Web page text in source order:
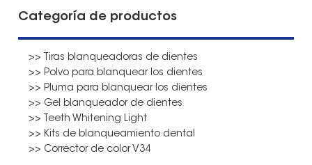
Categoría de productos
>> Tiras blanqueadoras de dientes
>> Polvo para blanquear los dientes
>> Pluma para blanquear los dientes
>> Gel blanqueador de dientes
>> Teeth Whitening Light
>> Kits de blanqueamiento dental
>> Corrector de color V34